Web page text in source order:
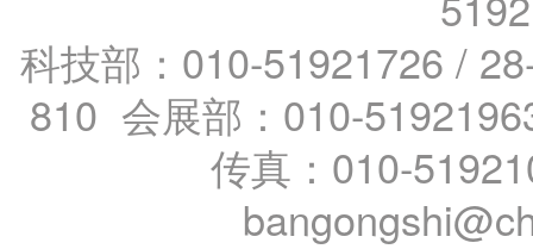
科技部：010-51921726 /
810 会展部：010-
传真：010-